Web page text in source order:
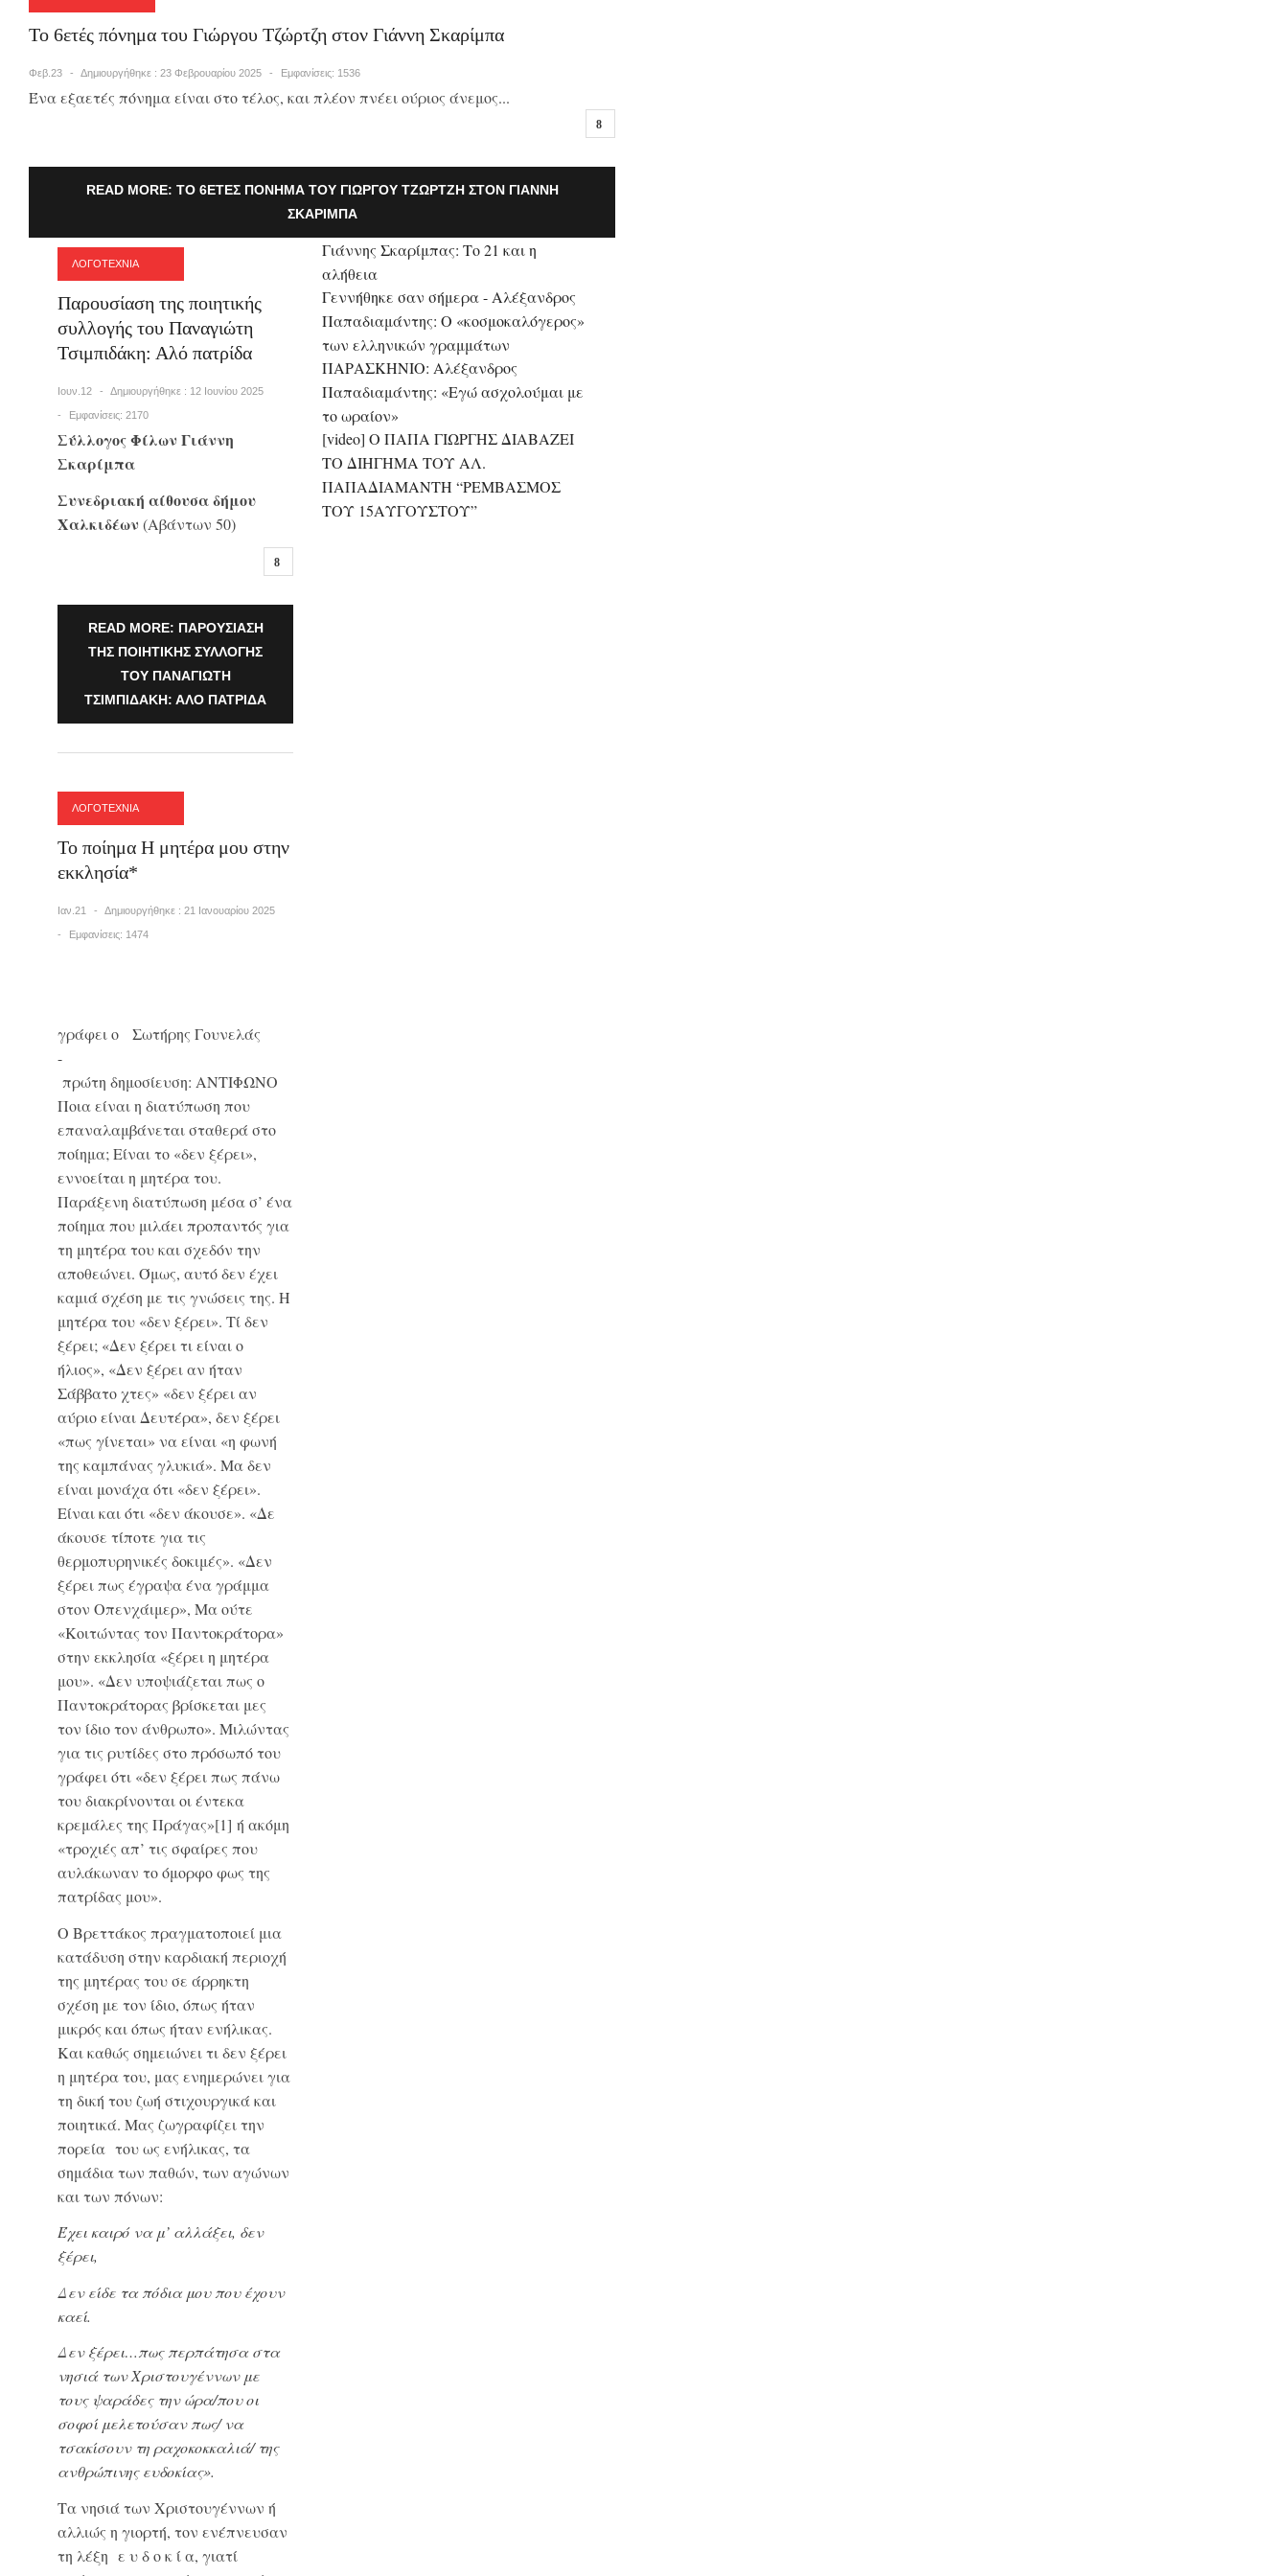
Το 6ετές πόνημα του Γιώργου Τζώρτζη στον Γιάννη Σκαρίμπα
Φεβ.23 Δημιουργήθηκε : 23 Φεβρουαρίου 2025 Εμφανίσεις: 1536
Ένα εξαετές πόνημα είναι στο τέλος, και πλέον πνέει ούριος άνεμος...
READ MORE: ΤΟ 6ΕΤΈΣ ΠΌΝΗΜΑ ΤΟΥ ΓΙΏΡΓΟΥ ΤΖΏΡΤΖΗ ΣΤΟΝ ΓΙΆΝΝΗ
ΣΚΑΡΊΜΠΑ
ΛΟΓΟΤΕΧΝΙΑ
Παρουσίαση της ποιητικής
συλλογής του Παναγιώτη
Τσιμπιδάκη: Αλό πατρίδα
Ιουν.12 Δημιουργήθηκε : 12 Ιουνίου 2025
Εμφανίσεις: 2170
Σύλλογος Φίλων Γιάννη
Σκαρίμπα
Συνεδριακή αίθουσα δήμου
Χαλκιδέων (Αβάντων 50)
READ MORE: ΠΑΡΟΥΣΊΑΣΗ
ΤΗΣ ΠΟΙΗΤΙΚΉΣ ΣΥΛΛΟΓΉΣ
ΤΟΥ ΠΑΝΑΓΙΏΤΗ
ΤΣΙΜΠΙΔΆΚΗ: ΑΛΌ ΠΑΤΡΊΔΑ
ΛΟΓΟΤΕΧΝΙΑ
Το ποίημα Η μητέρα μου στην
εκκλησία*
Ιαν.21 Δημιουργήθηκε : 21 Ιανουαρίου 2025
Εμφανίσεις: 1474
γράφει ο Σωτήρης Γουνελάς
-
πρώτη δημοσίευση: ΑΝΤΙΦΩΝΟ
Ποια είναι η διατύπωση που
επαναλαμβάνεται σταθερά στο
ποίημα; Είναι το «δεν ξέρει»,
εννοείται η μητέρα του.
Παράξενη διατύπωση μέσα σ’ ένα
ποίημα που μιλάει προπαντός για
τη μητέρα του και σχεδόν την
αποθεώνει. Όμως, αυτό δεν έχει
καμιά σχέση με τις γνώσεις της. Η
μητέρα του «δεν ξέρει». Τί δεν
ξέρει; «Δεν ξέρει τι είναι ο
ήλιος», «Δεν ξέρει αν ήταν
Σάββατο χτες» «δεν ξέρει αν
αύριο είναι Δευτέρα», δεν ξέρει
«πως γίνεται» να είναι «η φωνή
της καμπάνας γλυκιά». Μα δεν
είναι μονάχα ότι «δεν ξέρει».
Είναι και ότι «δεν άκουσε». «Δε
άκουσε τίποτε για τις
θερμοπυρηνικές δοκιμές». «Δεν
ξέρει πως έγραψα ένα γράμμα
στον Οπενχάιμερ», Μα ούτε
«Κοιτώντας τον Παντοκράτορα»
στην εκκλησία «ξέρει η μητέρα
μου». «Δεν υποψιάζεται πως ο
Παντοκράτορας βρίσκεται μες
τον ίδιο τον άνθρωπο». Μιλώντας
για τις ρυτίδες στο πρόσωπό του
γράφει ότι «δεν ξέρει πως πάνω
του διακρίνονται οι έντεκα
κρεμάλες της Πράγας»[1] ή ακόμη
«τροχιές απ’ τις σφαίρες που
αυλάκωναν το όμορφο φως της
πατρίδας μου».
Ο Βρεττάκος πραγματοποιεί μια
κατάδυση στην καρδιακή περιοχή
της μητέρας του σε άρρηκτη
σχέση με τον ίδιο, όπως ήταν
μικρός και όπως ήταν ενήλικας.
Και καθώς σημειώνει τι δεν ξέρει
η μητέρα του, μας ενημερώνει για
τη δική του ζωή στιχουργικά και
ποιητικά. Μας ζωγραφίζει την
πορεία του ως ενήλικας, τα
σημάδια των παθών, των αγώνων
και των πόνων:
Έχει καιρό να μ’ αλλάξει, δεν
ξέρει,
Δεν είδε τα πόδια μου που έχουν
καεί.
Δεν ξέρει…πως περπάτησα στα
νησιά των Χριστουγέννων με
τους ψαράδες την ώρα/που οι
σοφοί μελετούσαν πως/ να
τσακίσουν τη ραχοκοκκαλιά/ της
ανθρώπινης ευδοκίας».
Τα νησιά των Χριστουγέννων ή
αλλιώς η γιορτή, τον ενέπνευσαν
τη λέξη ε υ δ ο κ ί α, γιατί
Γιάννης Σκαρίμπας: Το 21 και η
αλήθεια
Γεννήθηκε σαν σήμερα - Αλέξανδρος
Παπαδιαμάντης: Ο «κοσμοκαλόγερος»
των ελληνικών γραμμάτων
ΠΑΡΑΣΚΗΝΙΟ: Αλέξανδρος
Παπαδιαμάντης: «Εγώ ασχολούμαι με
το ωραίον»
[video] O ΠΑΠΑ ΓΙΩΡΓΗΣ ΔΙΑΒΑΖΕΙ
ΤΟ ΔΙΗΓΗΜΑ ΤΟΥ ΑΛ.
ΠΑΠΑΔΙΑΜΑΝΤΗ “ΡΕΜΒΑΣΜΟΣ
ΤΟΥ 15ΑΥΓΟΥΣΤΟΥ”